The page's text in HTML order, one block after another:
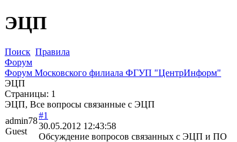
ЭЦП
Поиск Правила
Форум
Форум Московского филиала ФГУП "ЦентрИнформ"
ЭЦП
Страницы: 1
ЭЦП, Все вопросы связанные с ЭЦП
admin78
Guest
#1
30.05.2012 12:43:58
Обсуждение вопросов связанных с ЭЦП и ПО